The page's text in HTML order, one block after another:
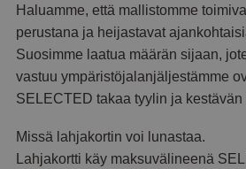
Haluamme, että mallistomme
perustana ja heijastavat
Suosimme laatua määrän sijaan,
vastuu ympäristöjalanjäljestämme
SELECTED takaa tyylin ja kestävän
Missä lahjakortin voi lunastaa.
Lahjakortti käy maksuvälineenä